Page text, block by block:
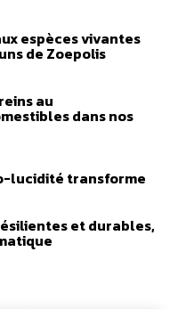
espèces vivantes
de Zoepolis
au
dans nos
lucidité transforme
et durables,